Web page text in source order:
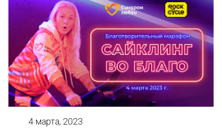
4 марта, 2023